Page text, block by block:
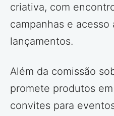
criativa, com
campanhas e acesso
lançamentos.
Além da comissão
promete produtos
convites para